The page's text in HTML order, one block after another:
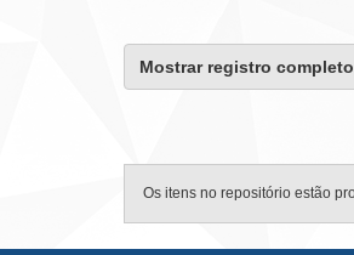
Mostrar registro
Os itens no repositório estão